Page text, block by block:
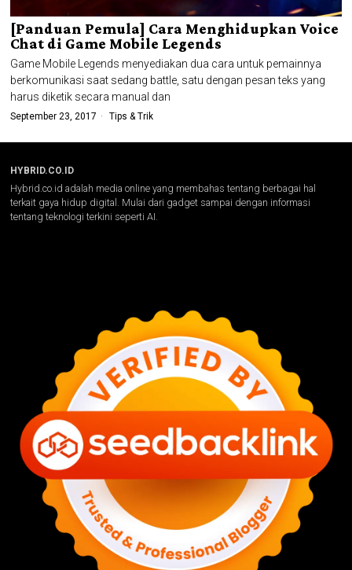
[Panduan Pemula] Cara Menghidupkan Voice
Chat di Game Mobile Legends
Game Mobile Legends menyediakan dua cara untuk pemainnya
berkomunikasi saat sedang battle, satu dengan pesan teks yang
harus diketik secara manual dan
September 23, 2017 Tips & Trik
HYBRID.CO.ID
Hybrid.co.id adalah media online yang membahas tentang berbagai hal
terkait gaya hidup digital. Mulai dari gadget sampai dengan informasi
tentang teknologi terkini seperti AI.